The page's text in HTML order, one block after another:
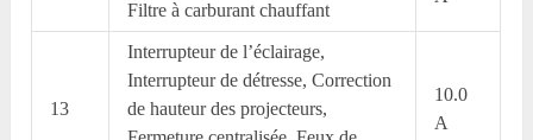
Filtre à carburant chauffant
13
Interrupteur de l’éclairage,
Interrupteur de détresse, Correction
de hauteur des projecteurs,
10.0
A